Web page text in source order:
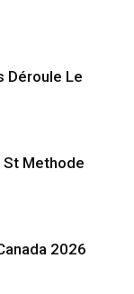
Déroule Le
St Methode
2026